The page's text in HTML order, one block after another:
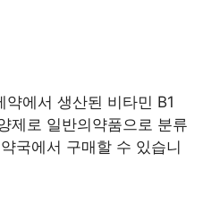
에서 생산된 비타민 B1
제로 일반의약품으로 분류
국에서 구매할 수 있습니